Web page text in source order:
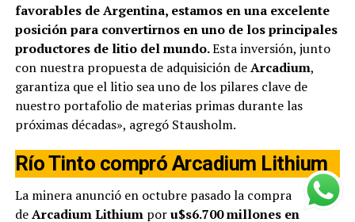
favorables de Argentina, estamos en una excelente
posición para convertirnos en uno de los principales
productores de litio del mundo.Esta inversión, junto
con nuestra propuesta de adquisición deArcadium,
garantiza que el litio sea uno de los pilares clave de
nuestro portafolio de materias primas durante las
próximas décadas», agregó Stausholm.
Río Tinto compró Arcadium Lithium
La minera anunció en octubre pasado la compra
deArcadium Lithiumporu$s6.700 millones en